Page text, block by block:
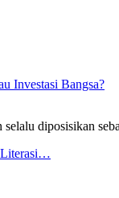
Investasi Bangsa?
diposisikan
Literasi…